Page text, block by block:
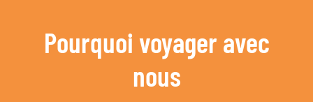
Pourquoi voyager avec
nous